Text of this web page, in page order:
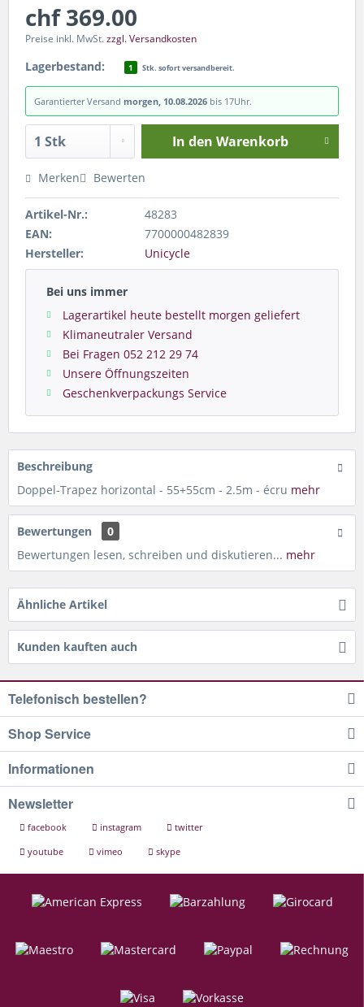
chf 369.00
Preise inkl. MwSt.zzgl. Versandkosten
Lagerbestand: 1 Stk. sofort versandbereit.
Garantierter Versand morgen, 10.08.2026 bis 17Uhr.
In den Warenkorb
Merken Bewerten
Artikel-Nr.:
48283
EAN:
7700000482839
Hersteller:
Unicycle
Bei uns immer
Lagerartikel heute bestellt morgen geliefert
Klimaneutraler Versand
Bei Fragen 052 212 29 74
Unsere Öffnungszeiten
Geschenkverpackungs Service
Beschreibung
Doppel-Trapez horizontal - 55+55cm - 2.5m - écru mehr
Bewertungen
0
Bewertungen lesen, schreiben und diskutieren... mehr
Ähnliche Artikel
Kunden kauften auch
Telefonisch bestellen?
Shop Service
Informationen
Newsletter
facebook instagram
twitter
youtube
vimeo skype